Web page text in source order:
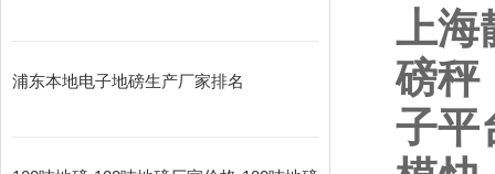
浦东本地电子地磅生产厂家排名
上海
磅秤
子平